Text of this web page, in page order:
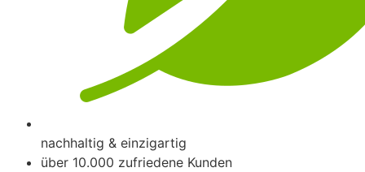
nachhaltig & einzigartig
über 10.000 zufriedene Kunden